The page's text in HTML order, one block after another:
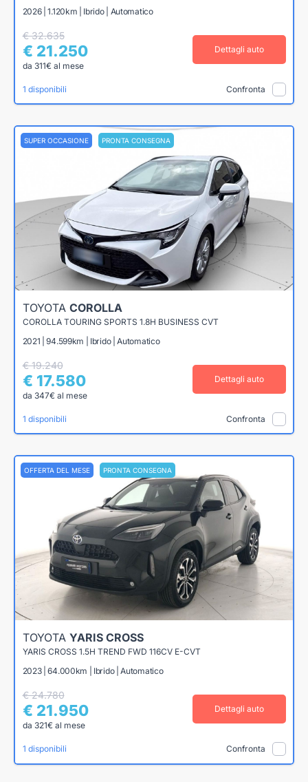
2026 | 1.120km | Ibrido | Automatico
€ 32.635
€ 21.250
da 311€ al mese
Dettagli auto
1 disponibili Confronta
SUPER OCCASIONE PRONTA CONSEGNA
TOYOTA COROLLA
COROLLA TOURING SPORTS 1.8H BUSINESS CVT
2021 | 94.599km | Ibrido | Automatico
€ 19.240
€ 17.580
da 347€ al mese
Dettagli auto
1 disponibili Confronta
OFFERTA DEL MESE PRONTA CONSEGNA
TOYOTA YARIS CROSS
YARIS CROSS 1.5H TREND FWD 116CV E-CVT
2023 | 64.000km | Ibrido | Automatico
€ 24.780
€ 21.950
da 321€ al mese
Dettagli auto
1 disponibili Confronta